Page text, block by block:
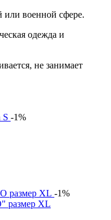
военной сфере.
одежда и
не занимает
-1%
-1%
размер XL